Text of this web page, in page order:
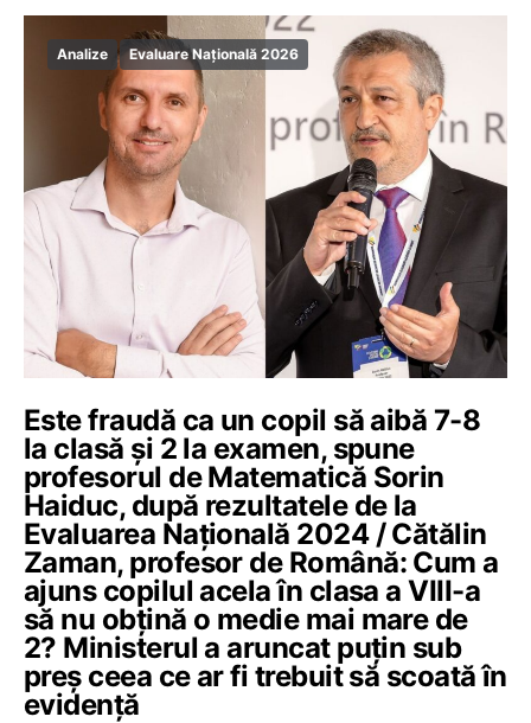
Analize Evaluare Națională 2026
Este fraudă ca un copil să aibă 7-8
la clasă și 2 la examen, spune
profesorul de Matematică Sorin
Haiduc, după rezultatele de la
Evaluarea Națională 2024 / Cătălin
Zaman, profesor de Română: Cum a
ajuns copilul acela în clasa a VIII-a
să nu obțină o medie mai mare de
2? Ministerul a aruncat puțin sub
preș ceea ce ar fi trebuit să scoată în
evidență